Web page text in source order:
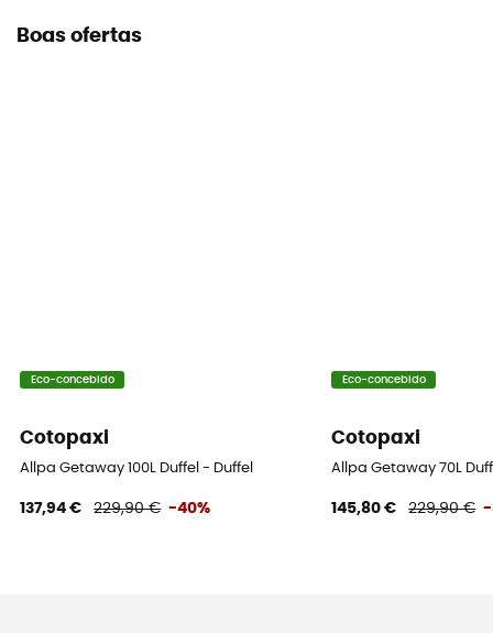
Boas ofertas
Eco-concebido
Cotopaxi
Allpa Getaway 100L Duffel - Duffel
137,94 € 229,90 € -40%
Eco-concebido
Cotopaxi
Allpa Getaway 70L
145,80 € 229,90 € -